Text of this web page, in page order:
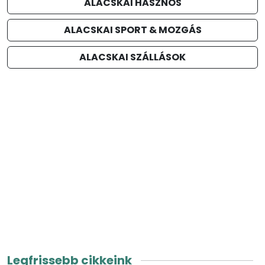
ALACSKAI SPORT & MOZGÁS
ALACSKAI SZÁLLÁSOK
Legfrissebb cikkeink